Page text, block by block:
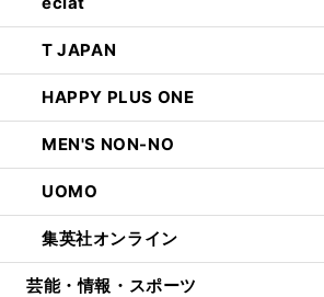
T JAPAN
HAPPY PLUS ONE
MEN'S NON-NO
UOMO
集英社オンライン
芸能・情報・スポーツ